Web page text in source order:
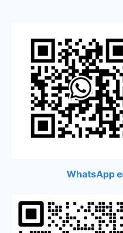
WhatsApp